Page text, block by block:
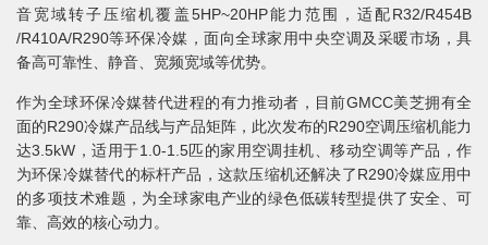
音宽域转子压缩机覆盖5HP~20HP能力范围，适配R32/R454B
/R410A/R290等环保冷媒，面向全球家用中央空调及采暖市场，具
备高可靠性、静音、宽频宽域等优势。
作为全球环保冷媒替代进程的有力推动者，目前GMCC美芝拥有全
面的R290冷媒产品线与产品矩阵，此次发布的R290空调压缩机能力
达3.5kW，适用于1.0-1.5匹的家用空调挂机、移动空调等产品，作
为环保冷媒替代的标杆产品，这款压缩机还解决了R290冷媒应用中
的多项技术难题，为全球家电产业的绿色低碳转型提供了安全、可
靠、高效的核心动力。